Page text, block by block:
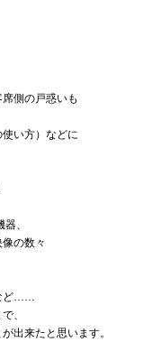
側の戸惑いも
い方）などに
、
の数々
ど……
、
出来たと思います。